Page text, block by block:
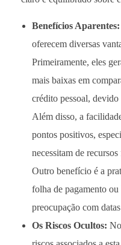
Benefícios Aparentes:
oferecem diversas
Primeiramente, eles
mais baixas em
crédito pessoal,
Além disso, a
pontos positivos,
necessitam de
Outro benefício é a
folha de pagamento
preocupação com
Os Riscos Ocultos: